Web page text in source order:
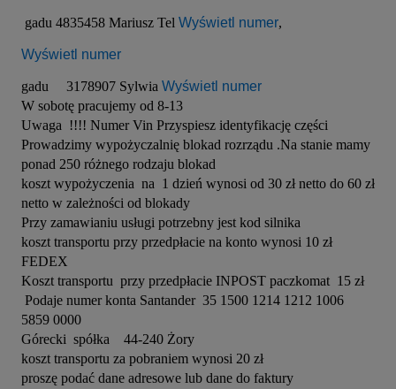
gadu 4835458 Mariusz Tel Wyświetl numer,
Wyświetl numer
gadu     3178907 Sylwia Wyświetl numer
W sobotę pracujemy od 8-13
Uwaga  !!!! Numer Vin Przyspiesz identyfikację części
Prowadzimy wypożyczalnię blokad rozrządu .Na stanie mamy
ponad 250 różnego rodzaju blokad
koszt wypożyczenia  na  1 dzień wynosi od 30 zł netto do 60 zł
netto w zależności od blokady
Przy zamawianiu usługi potrzebny jest kod silnika
koszt transportu przy przedpłacie na konto wynosi 10 zł
FEDEX
Koszt transportu  przy przedpłacie INPOST paczkomat  15 zł
5859 0000
Górecki  spółka    44-240 Żory
koszt transportu za pobraniem wynosi 20 zł
proszę podać dane adresowe lub dane do faktury